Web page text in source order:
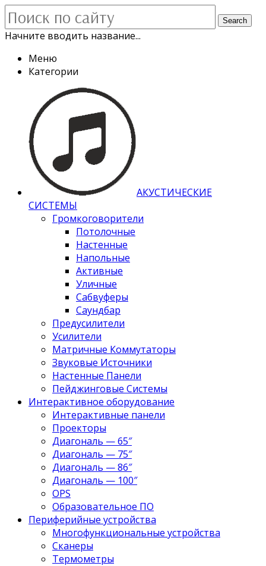
Search
Начните вводить название...
Меню
Категории
АКУСТИЧЕСКИЕ
СИСТЕМЫ
Громкоговорители
Потолочные
Настенные
Напольные
Активные
Уличные
Сабвуферы
Саундбар
Предусилители
Усилители
Матричные Коммутаторы
Звуковые Источники
Настенные Панели
Пейджинговые Системы
Интерактивное оборудование
Интерактивные панели
Проекторы
Диагональ — 65″
Диагональ — 75″
Диагональ — 86″
Диагональ — 100″
OPS
Образовательное ПО
Периферийные устройства
Многофункциональные устройства
Сканеры
Термометры